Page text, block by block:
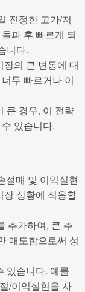
진정한 고가/저
파 후 빠르게 되
니다.
의 큰 변동에 대
무 빠르거나 이
큰 경우, 이 전략
있습니다.
절매 및 이익실현
장 상황에 적응할
추가하여, 큰 추
매도함으로써 성
있습니다. 예를
/이익실현을 사